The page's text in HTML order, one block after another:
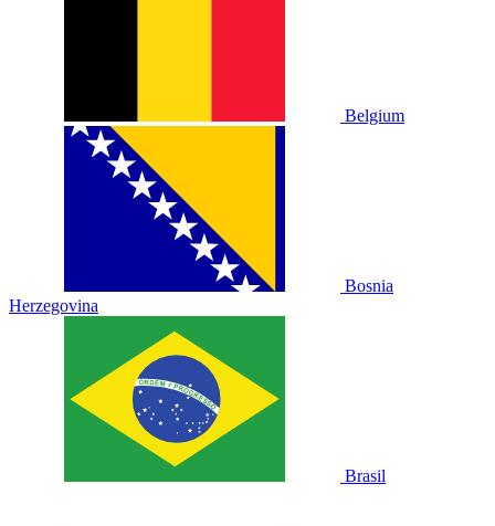
Belgium
Bosnia
Herzegovina
Brasil